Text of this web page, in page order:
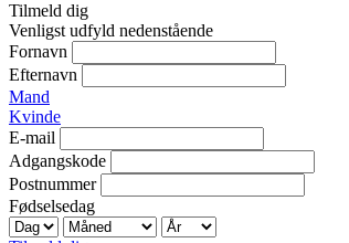
Tilmeld dig
Venligst udfyld nedenstående
Fornavn
Efternavn
Mand
Kvinde
E-mail
Adgangskode
Postnummer
Fødselsedag